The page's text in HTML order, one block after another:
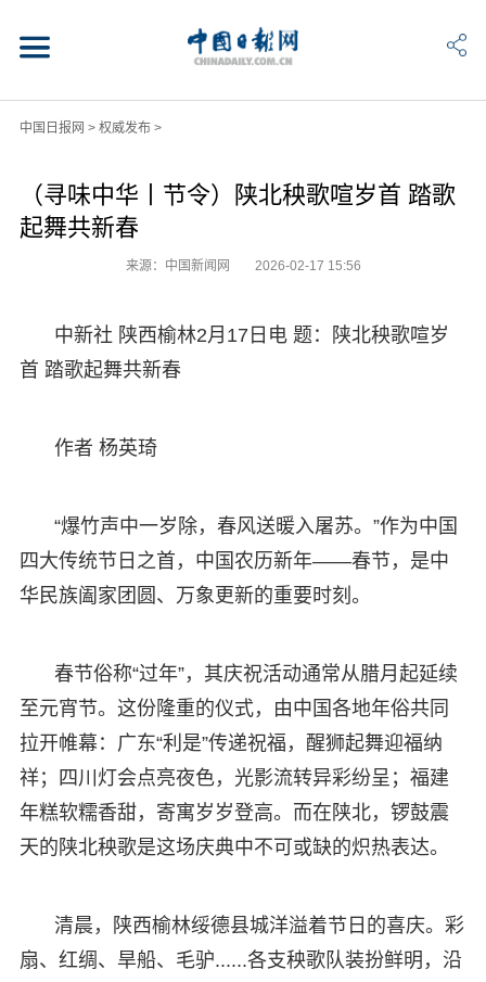
中国日报网 > 权威发布>
（寻味中华丨节令）陕北秧歌喧岁首 踏歌
起舞共新春
来源：中国新闻网 2026-02-17 15:56
中新社 陕西榆林2月17日电 题：陕北秧歌喧岁
首 踏歌起舞共新春
作者 杨英琦
“爆竹声中一岁除，春风送暖入屠苏。”作为中国
四大传统节日之首，中国农历新年——春节，是中
华民族阖家团圆、万象更新的重要时刻。
春节俗称“过年”，其庆祝活动通常从腊月起延续
至元宵节。这份隆重的仪式，由中国各地年俗共同
拉开帷幕：广东“利是”传递祝福，醒狮起舞迎福纳
祥；四川灯会点亮夜色，光影流转异彩纷呈；福建
年糕软糯香甜，寄寓岁岁登高。而在陕北，锣鼓震
天的陕北秧歌是这场庆典中不可或缺的炽热表达。
清晨，陕西榆林绥德县城洋溢着节日的喜庆。彩
扇、红绸、旱船、毛驴......各支秧歌队装扮鲜明，沿